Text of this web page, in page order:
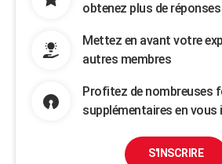
obtenez plus de réponses
Mettez en avant votre
autres membres
Profitez de nombreuses
supplémentaires en
S'INSCRIRE